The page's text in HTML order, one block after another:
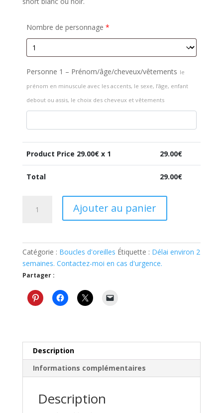
Nombre de personnage *
Personne 1 – Prénom/âge/cheveux/vêtements le
prénom en minuscule avec les accents, le sexe, l’âge, enfant
debout ou assis, le choix des cheveux et vêtements
Product Price 29.00€ x 1 29.00€
Total 29.00€
Ajouter au panier
Catégorie : Boucles d'oreilles Étiquette : Délai environ 2
semaines. Contactez-moi en cas d'urgence.
Partager :
Description
Informations complémentaires
Description